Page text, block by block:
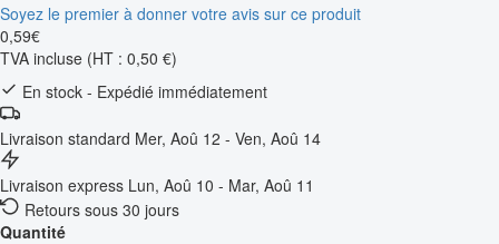
Soyez le premier à donner votre avis sur ce produit
0,59€
TVA incluse (HT : 0,50 €)
En stock - Expédié immédiatement
Livraison standard Mer, Aoû 12 - Ven, Aoû 14
Livraison express Lun, Aoû 10 - Mar, Aoû 11
Retours sous 30 jours
Quantité